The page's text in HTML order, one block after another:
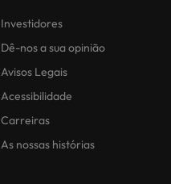
Investidores
Dê-nos a sua opinião
Avisos Legais
Acessibilidade
Carreiras
As nossas histórias